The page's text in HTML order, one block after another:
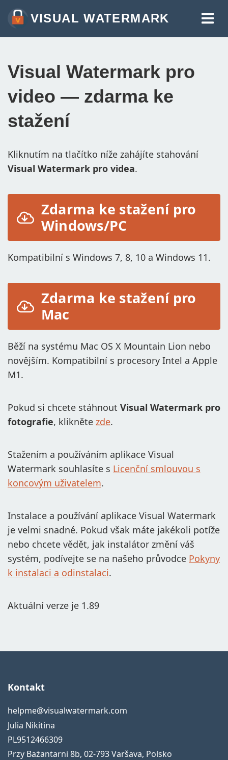
VISUAL WATERMARK
VODOZNAK NA FOTKY
VODOZNAK DO PDF
VÍCE NÁSTROJŮ:
VODOZNAK ONLINE
KOMPRIMOVAT FOTKY
PŘIDAT TEXT DO FOTKY
PŘIDAT LOGO DO FOTKY
PŘIDAT LOGO DO VIDEA
PŘEVÉST DO JPG
PŘEVÉST DO PNG
ROZMAZAT ČÁST OBRÁZKU
PODPORA:
KONTAKTOVAT TÝM PODPORY
STAŽENÍ ZDARMA
Visual Watermark pro
video — zdarma ke
stažení
Kliknutím na tlačítko níže zahájíte stahování
Visual Watermark pro videa.
Zdarma ke stažení pro
Windows/PC
Kompatibilní s Windows 7, 8, 10 a Windows 11.
Zdarma ke stažení pro
Mac
Běží na systému Mac OS X Mountain Lion nebo
novějším. Kompatibilní s procesory Intel a Apple
M1.
Pokud si chcete stáhnout Visual Watermark pro
fotografie, klikněte zde.
Stažením a používáním aplikace Visual
Watermark souhlasíte s Licenční smlouvou s
koncovým uživatelem.
Instalace a používání aplikace Visual Watermark
je velmi snadné. Pokud však máte jakékoli potíže
nebo chcete vědět, jak instalátor změní váš
systém, podívejte se na našeho průvodce Pokyny
k instalaci a odinstalaci.
Aktuální verze je 1.89
Kontakt
helpme@visualwatermark.com
Julia Nikitina
PL9512466309
Przy Bażantarni 8b, 02-793Varšava, Polsko